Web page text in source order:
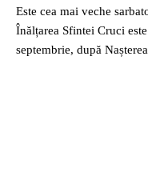
Este cea mai veche
Înălțarea Sfintei Cruci
septembrie, după